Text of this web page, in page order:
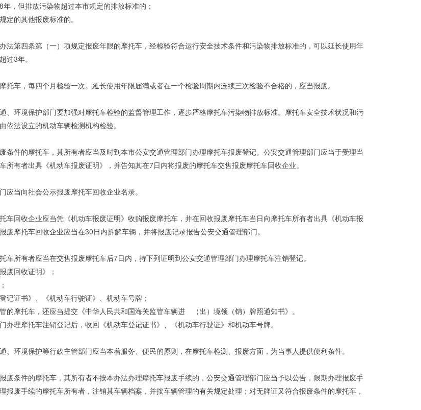
年，但排放污染物超过本市规定的排放标准的；
定的其他报废标准的。
法第四条第（一）项规定报废年限的摩托车，经检验符合运行安全技术条件和污染物排放标准的，可以延长使用年
过3年。
托车，每四个月检验一次。延长使用年限届满或者在一个检验周期内连续三次检验不合格的，应当报废。
、环境保护部门要加强对摩托车检验的监督管理工作，逐步严格摩托车污染物排放标准。摩托车安全技术状况和污
依法设立的机动车辆检测机构检验。
条件的摩托车，其所有者应当及时到本市公安交通管理部门办理摩托车报废登记。公安交通管理部门应当于受理当
所有者出具《机动车报废证明》，并告知其在7日内将报废的摩托车交售报废摩托车回收企业。
应当向社会公示报废摩托车回收企业名录。
车回收企业应当凭《机动车报废证明》收购报废摩托车，并在回收报废摩托车当日向摩托车所有者出具《机动车报
废摩托车回收企业应当在30日内拆解车辆，并将报废记录报告公安交通管理部门。
车所有者应当在交售报废摩托车后7日内，持下列证明到公安交通管理部门办理摩托车注销登记。
废回收证明》；
记证书》、《机动车行驶证》、机动车号牌；
管的摩托车，还应当提交《中华人民共和国海关监管车辆进 （出）境领（销）牌照通知书》。
办理摩托车注销登记后，收回《机动车登记证书》、《机动车行驶证》和机动车号牌。
、环境保护等行政主管部门应当本着服务、便民的原则，在摩托车检测、报废方面，为当事人提供便利条件。
废条件的摩托车，其所有者不按本办法办理摩托车报废手续的，公安交通管理部门应当予以公告，限期办理报废手
报废手续的摩托车所有者，注销其车辆档案，并按车辆管理的有关规定处理；对无牌证又符合报废条件的摩托车，